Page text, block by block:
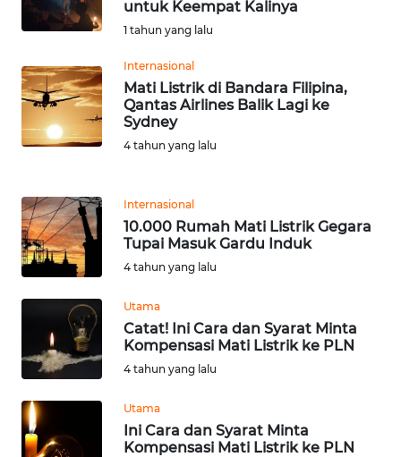
untuk Keempat Kalinya
1 tahun yang lalu
Internasional
Mati Listrik di Bandara Filipina,
Qantas Airlines Balik Lagi ke
Sydney
4 tahun yang lalu
Internasional
10.000 Rumah Mati Listrik Gegara
Tupai Masuk Gardu Induk
4 tahun yang lalu
Utama
Catat! Ini Cara dan Syarat Minta
Kompensasi Mati Listrik ke PLN
4 tahun yang lalu
Utama
Ini Cara dan Syarat Minta
Kompensasi Mati Listrik ke PLN
OLAHRAGA
OPINI
EDITORIAL
INDEKS
BERITA
KONTAK
KAMI
INFO
IKLAN
TENTANG
KAMI